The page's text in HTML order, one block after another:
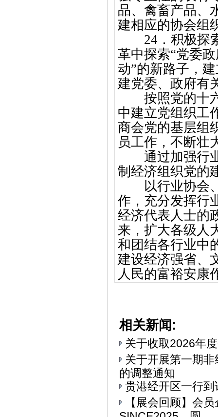
品、禽畜产品、
建相应的协会组
24．积极探
革中探索“党委
动”的新路子，
建党委、政府有
按照党的十六
中建立党组织工
商会党的基层组
员工作，不断壮
通过加强行业
制经济组织党的
以行业协会、
作，充分发挥行
经济代表人士的
来，扩大各级人
和团结各行业中
建设经济强省、
人民的富裕安康
相关新闻:
关于收取2026年
关于开展第一期
的调整通知
贵港经开区一行
【展会回顾】会